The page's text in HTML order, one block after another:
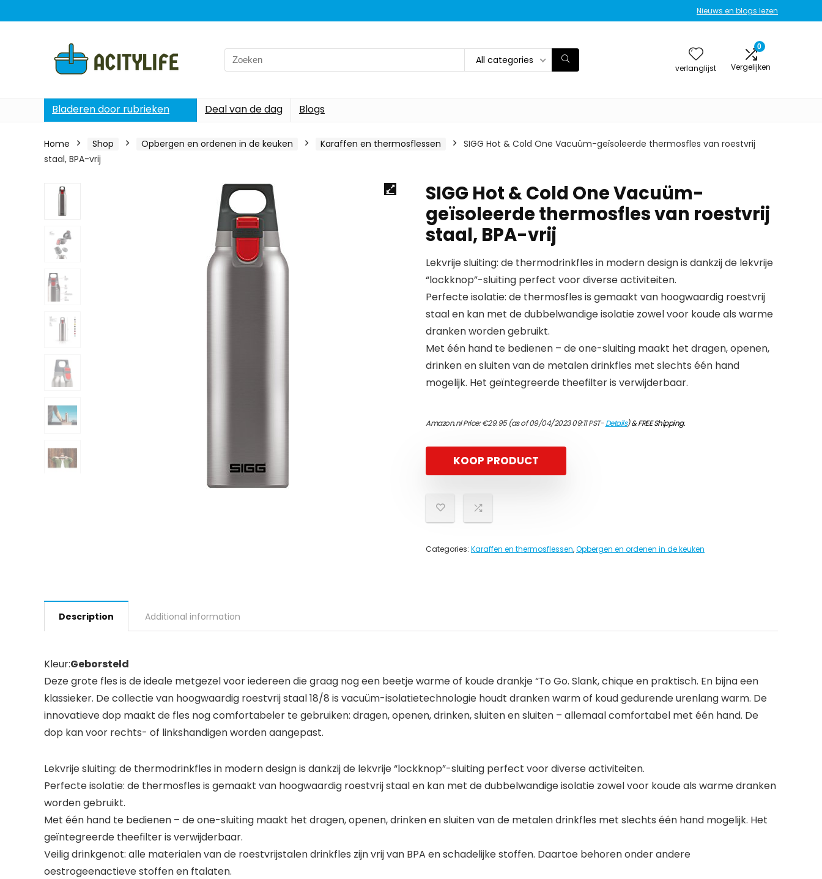
Nieuws en blogs lezen
Search
for:
All categories
verlanglijst
0
Vergelijken
Bladeren door rubrieken Deal van de dag Blogs
Home Shop Opbergen en ordenen in de keuken Karaffen en thermosflessen
SIGG Hot & Cold One Vacuüm-geïsoleerde thermosfles van roestvrij
staal, BPA-vrij
SIGG Hot & Cold One Vacuüm-
geïsoleerde thermosfles van roestvrij
staal, BPA-vrij
Lekvrije sluiting: de thermodrinkfles in modern design is dankzij de lekvrije
“lockknop”-sluiting perfect voor diverse activiteiten.
Perfecte isolatie: de thermosfles is gemaakt van hoogwaardig roestvrij
staal en kan met de dubbelwandige isolatie zowel voor koude als warme
dranken worden gebruikt.
Met één hand te bedienen – de one-sluiting maakt het dragen, openen,
drinken en sluiten van de metalen drinkfles met slechts één hand
mogelijk. Het geïntegreerde theefilter is verwijderbaar.
Amazon.nl Price:€29.95(as of 09/04/2023 09:11 PST-Details)&FREE Shipping.
KOOP PRODUCT
Categories: Karaffen en thermosflessen,Opbergen en ordenen in de keuken
Description Additional information
Kleur:Geborsteld
Deze grote fles is de ideale metgezel voor iedereen die graag nog een beetje warme of koude drankje “To Go. Slank, chique en praktisch. En bijna een
klassieker. De collectie van hoogwaardig roestvrij staal 18/8 is vacuüm-isolatietechnologie houdt dranken warm of koud gedurende urenlang warm. De
innovatieve dop maakt de fles nog comfortabeler te gebruiken: dragen, openen, drinken, sluiten en sluiten – allemaal comfortabel met één hand. De
dop kan voor rechts- of linkshandigen worden aangepast.
Lekvrije sluiting: de thermodrinkfles in modern design is dankzij de lekvrije “lockknop”-sluiting perfect voor diverse activiteiten.
Perfecte isolatie: de thermosfles is gemaakt van hoogwaardig roestvrij staal en kan met de dubbelwandige isolatie zowel voor koude als warme dranken
worden gebruikt.
Met één hand te bedienen – de one-sluiting maakt het dragen, openen, drinken en sluiten van de metalen drinkfles met slechts één hand mogelijk. Het
geïntegreerde theefilter is verwijderbaar.
Veilig drinkgenot: alle materialen van de roestvrijstalen drinkfles zijn vrij van BPA en schadelijke stoffen. Daartoe behoren onder andere
oestrogeenactieve stoffen en ftalaten.